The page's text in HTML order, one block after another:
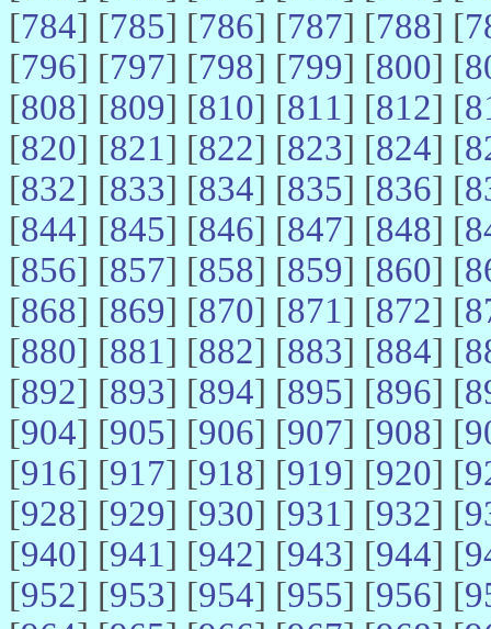
[784] [785] [786] [787] [788] [
[796] [797] [798] [799] [800] [
[808] [809] [810] [811] [812] [
[820] [821] [822] [823] [824] [
[832] [833] [834] [835] [836] [
[844] [845] [846] [847] [848] [
[856] [857] [858] [859] [860] [
[868] [869] [870] [871] [872] [
[880] [881] [882] [883] [884] [
[892] [893] [894] [895] [896] [
[904] [905] [906] [907] [908] [
[916] [917] [918] [919] [920] [
[928] [929] [930] [931] [932] [
[940] [941] [942] [943] [944] [
[952] [953] [954] [955] [956] [